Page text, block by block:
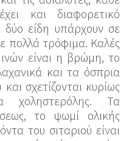
και διαφορετικό
δύο είδη υπάρχουν σε
πολλά τρόφιμα. Καλές
είναι η βρώμη, το
και τα όσπρια
σχετίζονται κυρίως
χοληστερόλης. Τα
το ψωμί ολικής
του σιταριού είναι